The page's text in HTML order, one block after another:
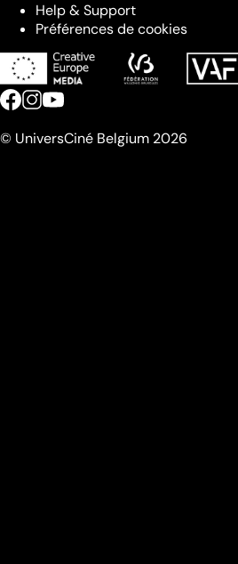
Help & Support
Préférences de cookies
© UniversCiné Belgium 2026